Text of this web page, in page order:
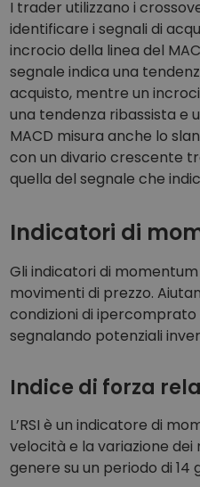
I trader utilizzano i
identificare i segnali di
incrocio della linea del
segnale indica una
acquisto, mentre un
una tendenza ribassista e
MACD misura anche lo
con un divario crescente
quella del segnale che
Indicatori di
Gli indicatori di
movimenti di prezzo.
condizioni di
segnalando potenziali
Indice di forza
L’RSI è un indicatore di
velocità e la variazione dei
genere su un periodo di 14